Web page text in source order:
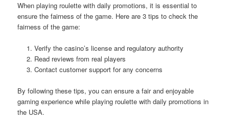
When playing roulette with daily promotions, it is essential to
ensure the fairness of the game. Here are 3 tips to check the
fairness of the game:
Verify the casino’s license and regulatory authority
Read reviews from real players
Contact customer support for any concerns
By following these tips, you can ensure a fair and enjoyable
gaming experience while playing roulette with daily promotions in
the USA.